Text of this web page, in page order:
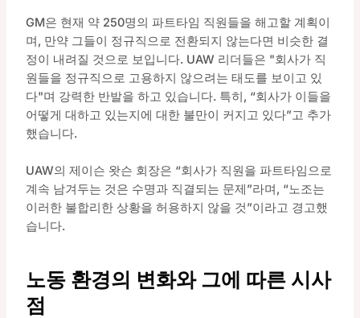
GM은 현재 약 250명의 파트타임 직원들을 해고할 계획이
며, 만약 그들이 정규직으로 전환되지 않는다면 비슷한 결
정이 내려질 것으로 보입니다. UAW 리더들은 "회사가 직
원들을 정규직으로 고용하지 않으려는 태도를 보이고 있
다"며 강력한 반발을 하고 있습니다. 특히, “회사가 이들을
어떻게 대하고 있는지에 대한 불만이 커지고 있다”고 추가
했습니다.
UAW의 제이슨 왓슨 회장은 “회사가 직원을 파트타임으로
계속 남겨두는 것은 수명과 직결되는 문제”라며, “노조는
이러한 불합리한 상황을 허용하지 않을 것”이라고 경고했
습니다.
노동 환경의 변화와 그에 따른 시사
점